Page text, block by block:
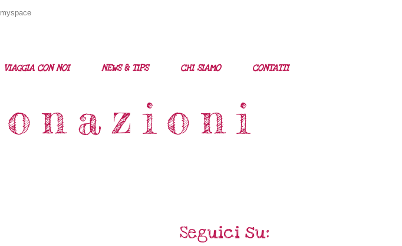
VIAGGIA CON NOI NEWS & TIPS CHI SIAMO CONTATTI
Seguici su: